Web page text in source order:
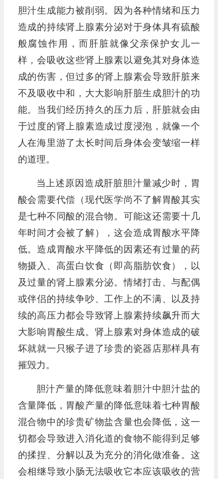
胆汁生成能力被削弱。因为各种情绪和压力
造成的持续肾上腺素分泌对于身体具有硫酸
般腐蚀作用，而肝脏就像父亲保护女儿一
样，会吸收这些肾上腺素以避免其对身体造
成的伤害，但过多的肾上腺素会导致肝脏来
不及吸收中和，大大影响肝脏生成胆汁的功
能。当我们经历持久的压力后，肝脏就会由
于过度的肾上腺素造成过度浸泡，就像一个
人在海里游了太长时间后身体会变皱缩一样
的道理。
当上述原因造成肝脏胆汁量减少时，胃
酸会需要代偿（现代医学尚不了解胃酸其实
是七种不同酸的混合物。可能这还需要十几
年时间才会被了解），这会造成胃酸水平降
低。造成胃酸水平降低的因素还有过量的药
物摄入、高蛋白饮食（即高脂肪饮食），以
及过量的肾上腺素分泌。情绪打击、与配偶
或伴侣的持续争吵、工作上的不满、以及持
续的高压力都会导致肾上腺素持续飙升而大
大影响胃酸生成。肾上腺素对身体造成的破
坏就就一只猴子进了珍贵的瓷器店那样具有
摧毁力。
胆汁产量的降低意味着胆汁中胆汁盐的
含量降低，胃酸产量的降低意味着七种胃酸
混合物中的珍贵矿物盐含量也会降低，这一
切都会导致进入消化道的食物不能得到足够
的揉捏、分解以及为充分的消化做准备。这
会相继导致小肠无法吸收它本应该吸收的营